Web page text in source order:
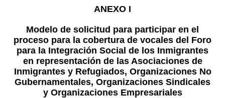
ANEXO I
Modelo de solicitud para participar en el
proceso para la cobertura de vocales del Foro
para la Integración Social de los Inmigrantes
en representación de las Asociaciones de
Inmigrantes y Refugiados, Organizaciones No
Gubernamentales, Organizaciones Sindicales
y Organizaciones Empresariales